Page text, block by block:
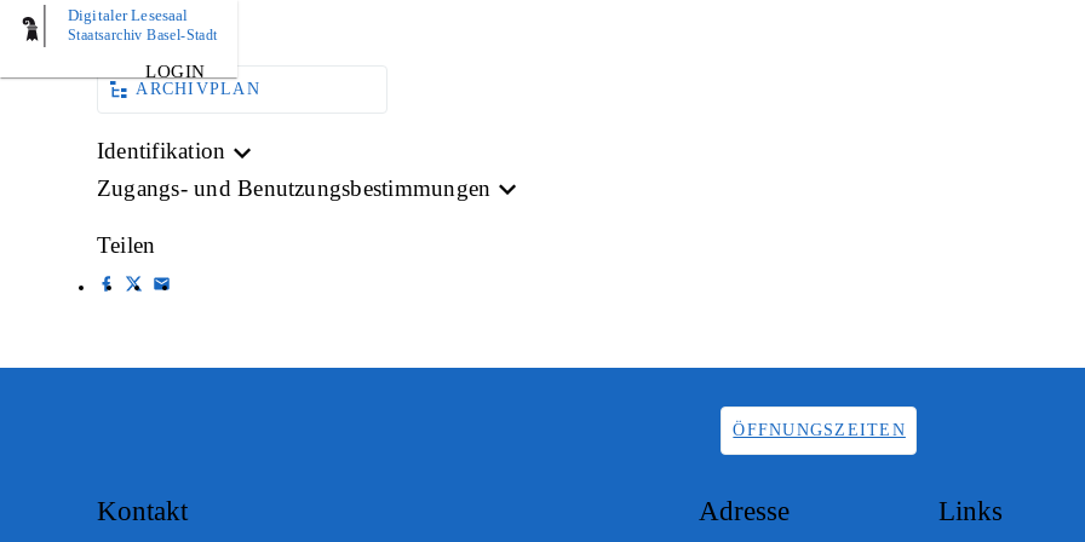
Digitaler Lesesaal
Staatsarchiv Basel-Stadt
LOGIN
AKTE
ARCHIVPLAN
Identifikation
Zugangs- und Benutzungsbestimmungen
Teilen
ÖFFNUNGSZEITEN
Kontakt Adresse Links